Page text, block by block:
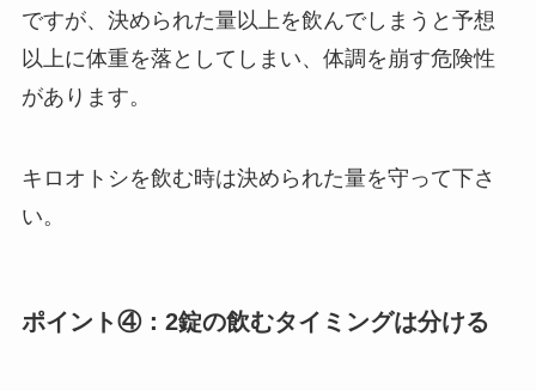
ですが、決められた量以上を飲んでしまうと予想
以上に体重を落としてしまい、体調を崩す危険性
があります。
キロオトシを飲む時は決められた量を守って下さ
い。
ポイント④：2錠の飲むタイミングは分ける